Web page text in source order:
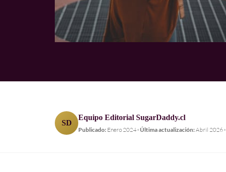
SD
Equipo Editorial SugarDaddy.cl
Publicado: Enero 2024•Última actualización:Abril 2026•